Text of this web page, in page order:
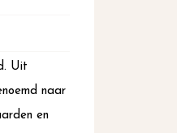
Uit
naar
en